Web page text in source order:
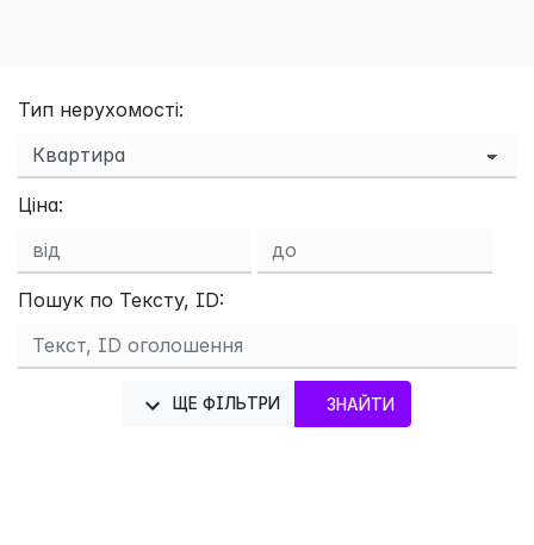
Тип нерухомості:
Ціна:
Пошук по Тексту, ID:
ЩЕ ФІЛЬТРИ ЗНАЙТИ